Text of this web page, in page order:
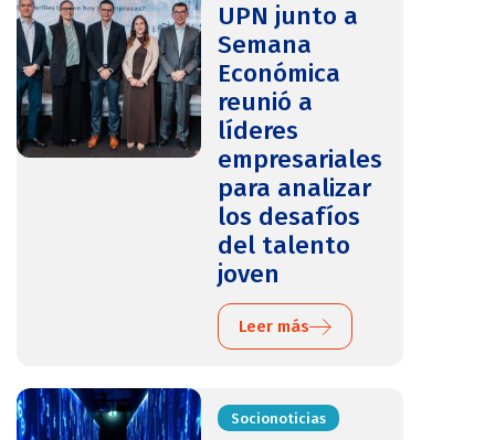
UPN junto a
Semana
Económica
reunió a
líderes
empresariales
para analizar
los desafíos
del talento
joven
Leer más
Socionoticias